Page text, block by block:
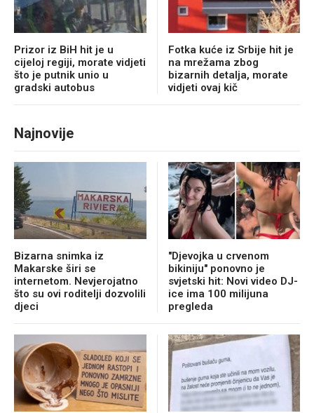
Prizor iz BiH hit je u
cijeloj regiji, morate vidjeti
što je putnik unio u
gradski autobus
Fotka kuće iz Srbije hit je
na mrežama zbog
bizarnih detalja, morate
vidjeti ovaj kič
Najnovije
Bizarna snimka iz
Makarske širi se
internetom. Nevjerojatno
što su ovi roditelji dozvolili
djeci
"Djevojka u crvenom
bikiniju" ponovno je
svjetski hit: Novi video DJ-
ice ima 100 milijuna
pregleda